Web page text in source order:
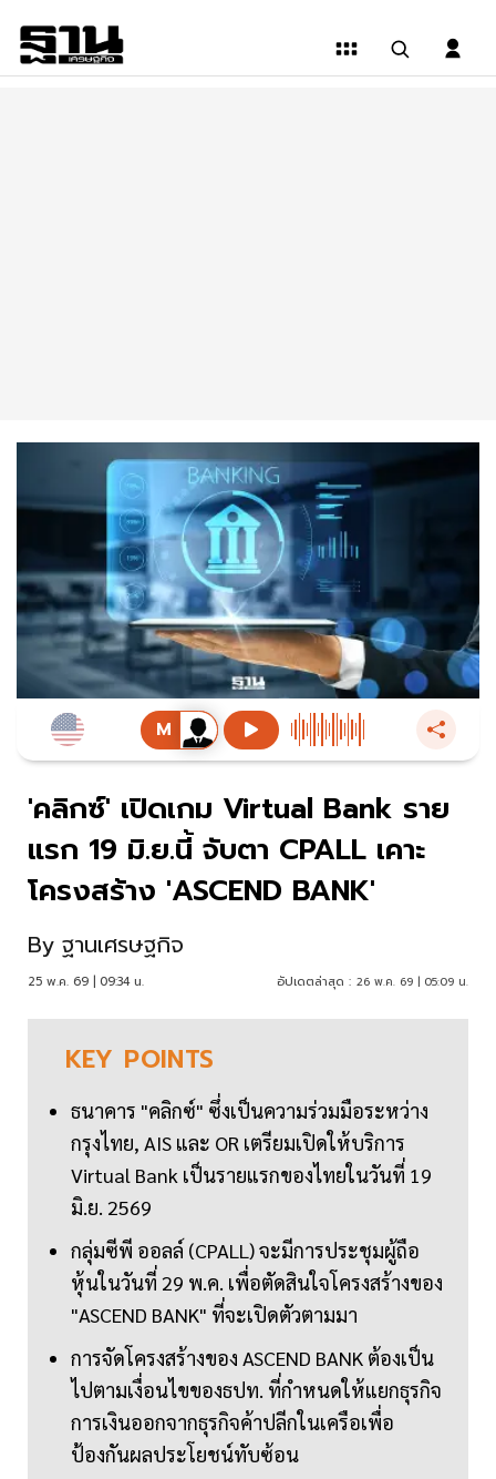
'คลิกซ์' เปิดเกม Virtual Bank ราย
แรก 19 มิ.ย.นี้ จับตา CPALL เคาะ
โครงสร้าง 'ASCEND BANK'
By ฐานเศรษฐกิจ
25 พ.ค. 69 | 09:34 น. อัปเดตล่าสุด : 26 พ.ค. 69 | 05:09 น.
KEY POINTS
ธนาคาร "คลิกซ์" ซึ่งเป็นความร่วมมือระหว่าง
กรุงไทย, AIS และ OR เตรียมเปิดให้บริการ
Virtual Bank เป็นรายแรกของไทยในวันที่ 19
มิ.ย. 2569
กลุ่มซีพี ออลล์ (CPALL) จะมีการประชุมผู้ถือ
หุ้นในวันที่ 29 พ.ค. เพื่อตัดสินใจโครงสร้างของ
"ASCEND BANK" ที่จะเปิดตัวตามมา
การจัดโครงสร้างของ ASCEND BANK ต้องเป็น
ไปตามเงื่อนไขของธปท. ที่กำหนดให้แยกธุรกิจ
การเงินออกจากธุรกิจค้าปลีกในเครือเพื่อ
ป้องกันผลประโยชน์ทับซ้อน